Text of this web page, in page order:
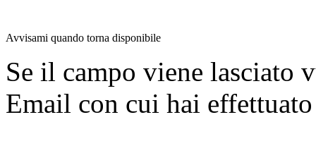
Avvisami quando torna disponibile
Se il campo viene lasciato
Email con cui hai